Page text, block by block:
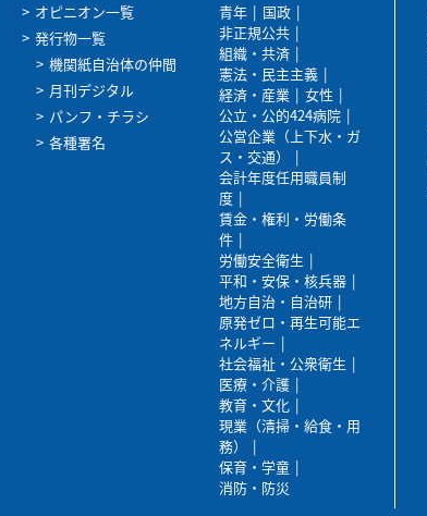
オピニオン一覧
発行物一覧
機関紙自治体の仲間
月刊デジタル
パンフ・チラシ
各種署名
青年
国政
非正規公共
組織・共済
憲法・民主主義
経済・産業
女性
公立・公的424病院
公営企業（上下水・ガ
ス・交通）
会計年度任用職員制
度
賃金・権利・労働条
件
労働安全衛生
平和・安保・核兵器
地方自治・自治研
原発ゼロ・再生可能エ
ネルギー
社会福祉・公衆衛生
医療・介護
教育・文化
現業（清掃・給食・用
務）
保育・学童
消防・防災